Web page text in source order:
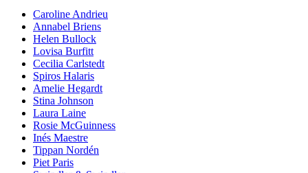
Caroline Andrieu
Annabel Briens
Helen Bullock
Lovisa Burfitt
Cecilia Carlstedt
Spiros Halaris
Amelie Hegardt
Stina Johnson
Laura Laine
Rosie McGuinness
Inés Maestre
Tippan Nordén
Piet Paris